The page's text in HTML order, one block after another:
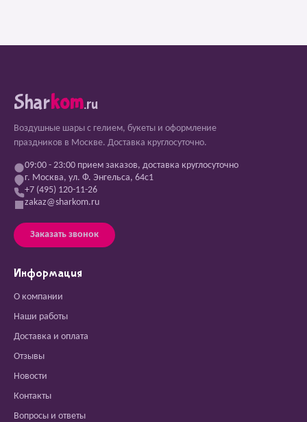
Sharkom.ru
Воздушные шары с гелием, букеты и оформление
праздников в Москве. Доставка круглосуточно.
09:00 - 23:00 прием заказов, доставка круглосуточно
г. Москва, ул. Ф. Энгельса, 64с1
+7 (495) 120-11-26
zakaz@sharkom.ru
Заказать звонок
Информация
О компании
Наши работы
Доставка и оплата
Отзывы
Новости
Контакты
Вопросы и ответы